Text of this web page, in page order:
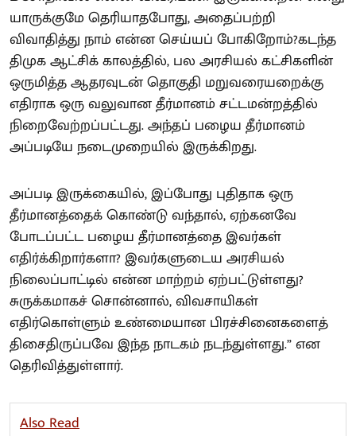
யாருக்குமே தெரியாதபோது, அதைப்பற்றி
விவாதித்து நாம் என்ன செய்யப் போகிறோம்?கடந்த
திமுக ஆட்சிக் காலத்தில், பல அரசியல் கட்சிகளின்
ஒருமித்த ஆதரவுடன் தொகுதி மறுவரையறைக்கு
எதிராக ஒரு வலுவான தீர்மானம் சட்டமன்றத்தில்
நிறைவேற்றப்பட்டது. அந்தப் பழைய தீர்மானம்
அப்படியே நடைமுறையில் இருக்கிறது.
அப்படி இருக்கையில், இப்போது புதிதாக ஒரு
தீர்மானத்தைக் கொண்டு வந்தால், ஏற்கனவே
போடப்பட்ட பழைய தீர்மானத்தை இவர்கள்
எதிர்க்கிறார்களா? இவர்களுடைய அரசியல்
நிலைப்பாட்டில் என்ன மாற்றம் ஏற்பட்டுள்ளது?
சுருக்கமாகச் சொன்னால், விவசாயிகள்
எதிர்கொள்ளும் உண்மையான பிரச்சினைகளைத்
திசைதிருப்பவே இந்த நாடகம் நடந்துள்ளது.” என
தெரிவித்துள்ளார்.
Also Read